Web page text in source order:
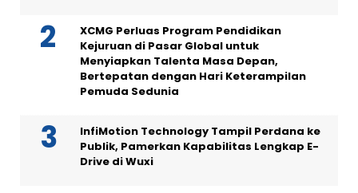
XCMG Perluas Program Pendidikan
Kejuruan di Pasar Global untuk
Menyiapkan Talenta Masa Depan,
Bertepatan dengan Hari Keterampilan
Pemuda Sedunia
InfiMotion Technology Tampil Perdana ke
Publik, Pamerkan Kapabilitas Lengkap E-
Drive di Wuxi